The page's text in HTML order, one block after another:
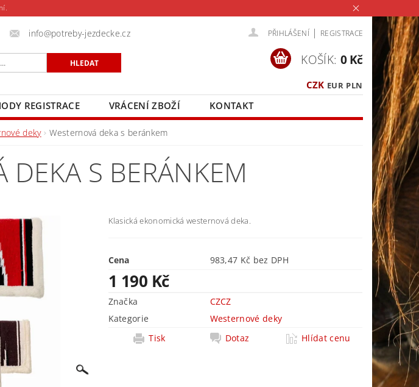
info@potreby-jezdecke.cz PŘIHLÁŠENÍ | REGISTRACE
CZK EUR PLN
KOŠÍK: 0 Kč
REGISTRACE VRÁCENÍ ZBOŽÍ
KONTAKT
deky Westernová deka s beránkem
DEKA S BERÁNKEM
Klasická ekonomická westernová deka.
Cena 983,47 Kč bez DPH
1 190 Kč
Značka
CZCZ
Kategorie
Westernové deky
Tisk
Dotaz Hlídat cenu